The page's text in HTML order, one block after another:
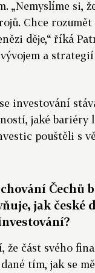
„Nemyslíme si,
Chce rozumět
děje,“ říká
a
investování
jaké bariéry
pouštěli s
Čechů
jak české
že část svého
tím, jak se